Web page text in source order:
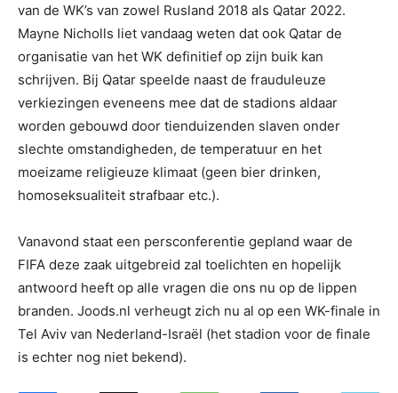
van de WK’s van zowel Rusland 2018 als Qatar 2022.
Mayne Nicholls liet vandaag weten dat ook Qatar de
organisatie van het WK definitief op zijn buik kan
schrijven. Bij Qatar speelde naast de frauduleuze
verkiezingen eveneens mee dat de stadions aldaar
worden gebouwd door tienduizenden slaven onder
slechte omstandigheden, de temperatuur en het
moeizame religieuze klimaat (geen bier drinken,
homoseksualiteit strafbaar etc.).
Vanavond staat een persconferentie gepland waar de
FIFA deze zaak uitgebreid zal toelichten en hopelijk
antwoord heeft op alle vragen die ons nu op de lippen
branden. Joods.nl verheugt zich nu al op een WK-finale in
Tel Aviv van Nederland-Israël (het stadion voor de finale
is echter nog niet bekend).